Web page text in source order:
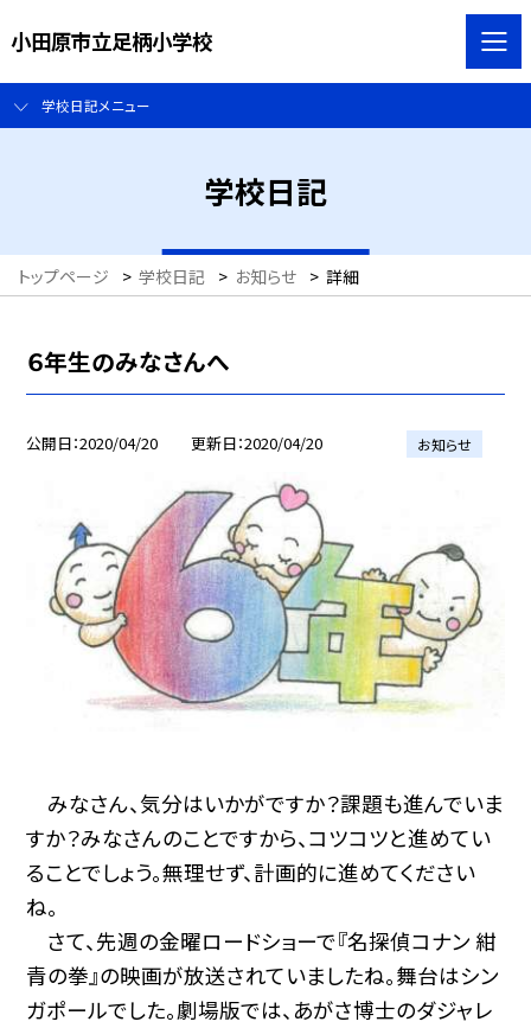
小田原市立足柄小学校
学校日記メニュー
学校日記
トップページ > 学校日記 > お知らせ > 詳細
６年生のみなさんへ
公開日 2020/04/20 更新日 2020/04/20 お知らせ
みなさん、気分はいかがですか？課題も進んでいま
すか？みなさんのことですから、コツコツと進めてい
ることでしょう。無理せず、計画的に進めてください
ね。
さて、先週の金曜ロードショーで『名探偵コナン 紺
青の拳』の映画が放送されていましたね。舞台はシン
ガポールでした。劇場版では、あがさ博士のダジャレ